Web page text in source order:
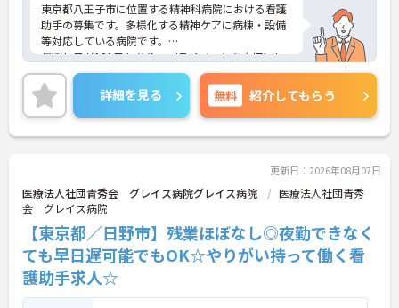
東京都八王子市に位置する精神科病院における看護
助手の募集です。多様化する精神ケアに病棟・設備
等対応している病院です。
年間休日が121日もあり、プライベートを大切にし
ながらご勤務いただけます。また、利用可能な託児
所として院内に保育室が完備されているので、子育
て世代の方も安心してご勤務いただけます。
ご興味のある方には、面接対策ポイントなど、さら
に詳細をお話しいたしますのでお気軽にご相談くだ
詳細を見る 無料 紹介してもらう
更新日：2026年08月07日
医療法人社団青秀会 グレイス病院グレイス病院
医療法人社団青秀
会 グレイス病院
【東京都／日野市】残業ほぼなし◎夜勤できなく
ても早日遅可能でもOK☆やりがい持って働く看
護助手求人☆